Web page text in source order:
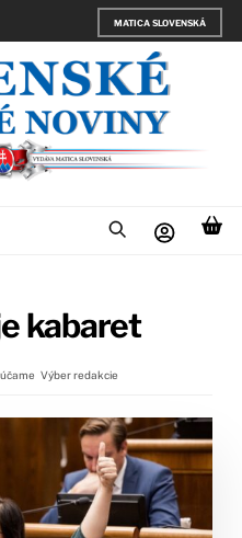
MATICA SLOVENSKÁ
kabaret
Výber redakcie